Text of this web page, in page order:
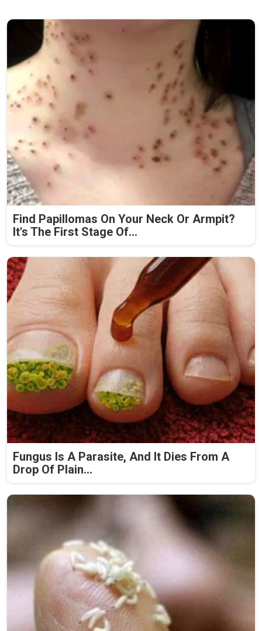
Find Papillomas On Your Neck Or Armpit?
It's The First Stage Of...
Fungus Is A Parasite, And It Dies From A
Drop Of Plain...